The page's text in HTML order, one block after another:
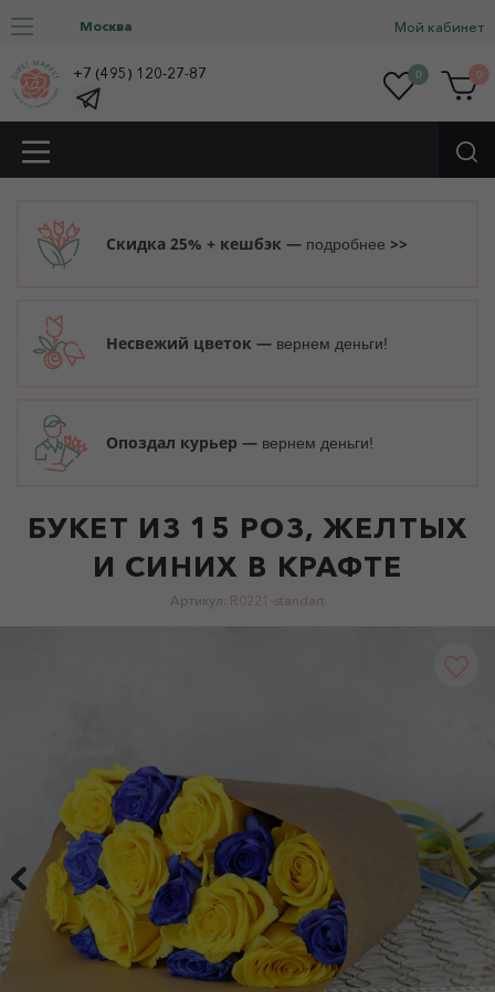
Москва Мой кабинет
+7 (495) 120-27-87 0 0
Скидка 25% + кешбэк — подробнее >>
Несвежий цветок — вернем деньги!
Опоздал курьер — вернем деньги!
БУКЕТ ИЗ 15 РОЗ, ЖЕЛТЫХ
И СИНИХ В КРАФТЕ
Артикул: R0221-standart